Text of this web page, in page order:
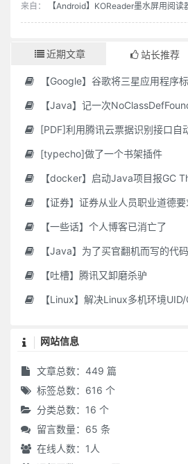
来自： 【Android】KOReader墨水屏用阅读
近期文章 站长推荐
【Google】谷歌将三星应用程序标记为“
【Java】记一次
[PDF]利用腾讯云票据识别接口自
[typecho]做了一个书架插件
【docker】启动Java项目报GC
【证券】证券从业人员职业道德
【一些话】个人博客已消亡了
【Java】为了买官翻机而写的代
【吐槽】腾讯又卸磨杀驴
【Linux】解决Linux多机环境UID/GID
网站信息
文章总数：449 篇
标签总数：616 个
分类总数：16 个
留言数量：65 条
在线人数： 1 人